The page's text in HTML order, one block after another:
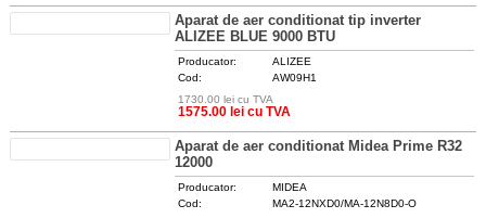
Aparat de aer conditionat tip inverter
ALIZEE BLUE 9000 BTU
Producator:
ALIZEE
Cod:
AW09H1
1730.00 lei cu TVA
1575.00 lei cu TVA
Aparat de aer conditionat Midea Prime R32
12000
Producator:
MIDEA
Cod:
MA2-12NXD0/MA-12N8D0-O